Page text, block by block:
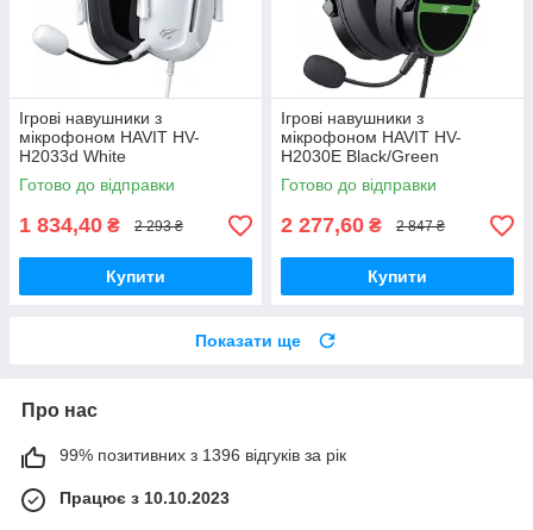
Ігрові навушники з
мікрофоном HAVIT HV-
H2033d White
Готово до відправки
1 834,40 ₴ 2 293 ₴
Купити
Ігрові навушники з
мікрофоном HAVIT HV-
H2030E Black/Green
Готово до відправки
2 277,60 ₴ 2 847 ₴
Купити
Показати ще
Про нас
99% позитивних з 1396 відгуків за рік
Працює з 10.10.2023